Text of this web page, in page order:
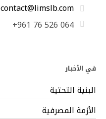
contact@limslb.com
+961 76 526 064
في الأخبار
البنية التحتية
الأزمة المصرفية